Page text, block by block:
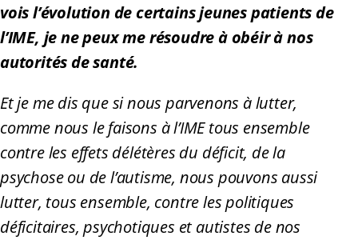
vois l’évolution de certains jeunes patients de
l’IME, je ne peux me résoudre à obéir à nos
autorités de santé.
Et je me dis que si nous parvenons à lutter,
comme nous le faisons à l’IME tous ensemble
contre les effets délétères du déficit, de la
psychose ou de l’autisme, nous pouvons aussi
lutter, tous ensemble, contre les politiques
déficitaires, psychotiques et autistes de nos